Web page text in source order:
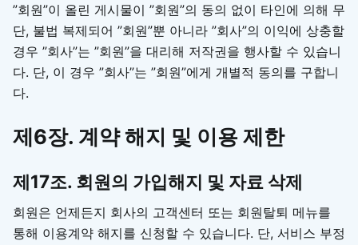
”회원”이 올린 게시물이 ”회원”의 동의 없이 타인에 의해 무
단, 불법 복제되어 ”회원”뿐 아니라 ”회사”의 이익에 상충할
경우 ”회사”는 ”회원”을 대리해 저작권을 행사할 수 있습니
다. 단, 이 경우 ”회사”는 ”회원”에게 개별적 동의를 구합니
다.
제6장. 계약 해지 및 이용 제한
제17조. 회원의 가입해지 및 자료 삭제
회원은 언제든지 회사의 고객센터 또는 회원탈퇴 메뉴를
통해 이용계약 해지를 신청할 수 있습니다. 단, 서비스 부정